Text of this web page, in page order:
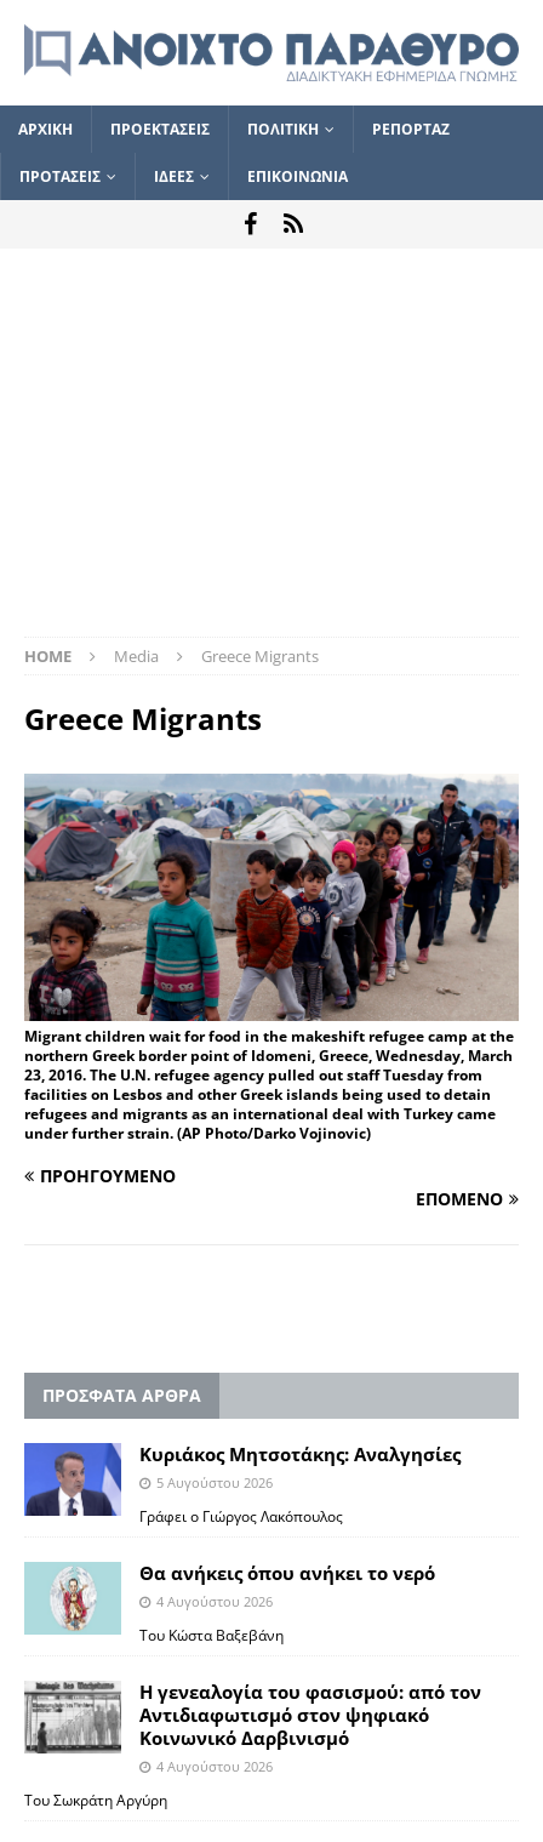
ΑΡΧΙΚΗ ΠΡΟΕΚΤΑΣΕΙΣ ΠΟΛΙΤΙΚΗ ΡΕΠΟΡΤΑΖ
ΠΡΟΤΑΣΕΙΣ ΙΔΕΕΣ ΕΠΙΚΟΙΝΩΝΙΑ
HOME Media Greece Migrants
Greece Migrants
Migrant children wait for food in the makeshift refugee camp at the
northern Greek border point of Idomeni, Greece, Wednesday, March
23, 2016. The U.N. refugee agency pulled out staff Tuesday from
facilities on Lesbos and other Greek islands being used to detain
refugees and migrants as an international deal with Turkey came
under further strain. (AP Photo/Darko Vojinovic)
ΠΡΟΗΓΟΥΜΕΝΟ
ΕΠΟΜΕΝΟ
ΠΡΟΣΦΑΤΑ ΑΡΘΡΑ
Κυριάκος Μητσοτάκης: Αναλγησίες
5 Αυγούστου 2026
Γράφει ο Γιώργος Λακόπουλος
Θα ανήκεις όπου ανήκει το νερό
4 Αυγούστου 2026
Του Κώστα Βαξεβάνη
Η γενεαλογία του φασισμού: από τον
Αντιδιαφωτισμό στον ψηφιακό
Κοινωνικό Δαρβινισμό
4 Αυγούστου 2026
Του Σωκράτη Αργύρη